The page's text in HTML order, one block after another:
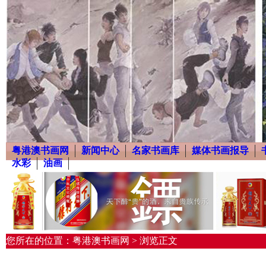
粤港澳书画网 新闻中心 名家书画库 媒体书画报导
水彩
油画
您所在的位置：粤港澳书画网 > 浏览正文